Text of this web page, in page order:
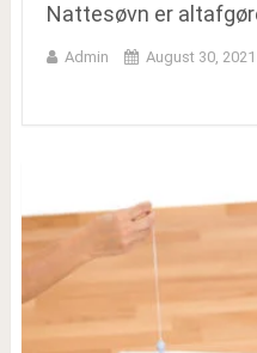
Nattesøvn er
Admin August 30, 2021